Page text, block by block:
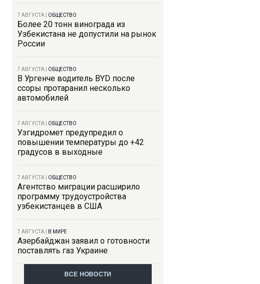
7 АВГУСТА ОБЩЕСТВО
Более 20 тонн винограда из
Узбекистана не допустили на рынок
России
7 АВГУСТА ОБЩЕСТВО
В Ургенче водитель BYD после
ссоры протаранил несколько
автомобилей
7 АВГУСТА ОБЩЕСТВО
Узгидромет предупредил о
повышении температуры до +42
градусов в выходные
7 АВГУСТА ОБЩЕСТВО
Агентство миграции расширило
программу трудоустройства
узбекистанцев в США
7 АВГУСТА В МИРЕ
Азербайджан заявил о готовности
поставлять газ Украине
ВСЕ НОВОСТИ